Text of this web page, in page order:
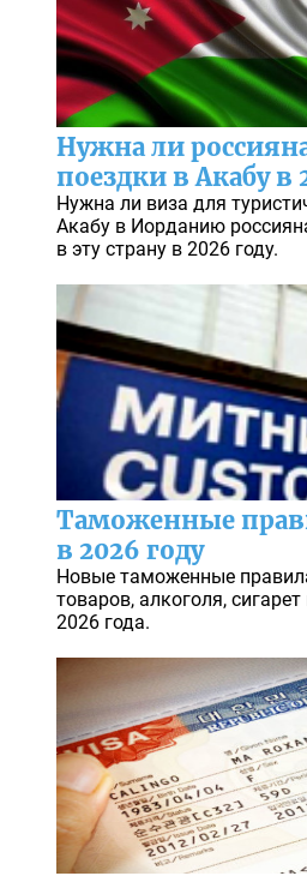
Нужна ли
поездки в Акабу в
Нужна ли виза для
Акабу в Иорданию
в эту страну в 2026 году.
Таможенные
в 2026 году
Новые таможенные
товаров, алкоголя,
2026 года.